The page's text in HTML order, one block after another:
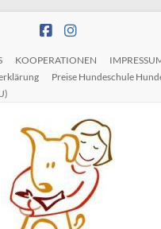
KOOPERATIONEN
Preise Hundeschule